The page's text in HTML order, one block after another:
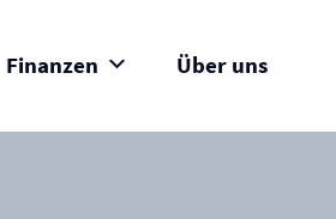
Finanzen Über uns